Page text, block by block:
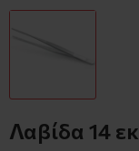
Λαβίδα 14 εκ